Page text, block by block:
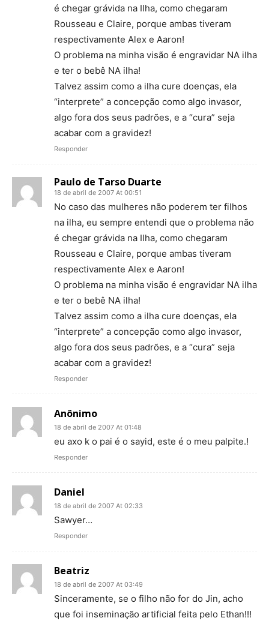
é chegar grávida na Ilha, como chegaram
Rousseau e Claire, porque ambas tiveram
respectivamente Alex e Aaron!
O problema na minha visão é engravidar NA ilha
e ter o bebê NA ilha!
Talvez assim como a ilha cure doenças, ela
“interprete” a concepção como algo invasor,
algo fora dos seus padrões, e a “cura” seja
acabar com a gravidez!
Responder
Paulo de Tarso Duarte
18 de abril de 2007 At 00:51
No caso das mulheres não poderem ter filhos
na ilha, eu sempre entendi que o problema não
é chegar grávida na Ilha, como chegaram
Rousseau e Claire, porque ambas tiveram
respectivamente Alex e Aaron!
O problema na minha visão é engravidar NA ilha
e ter o bebê NA ilha!
Talvez assim como a ilha cure doenças, ela
“interprete” a concepção como algo invasor,
algo fora dos seus padrões, e a “cura” seja
acabar com a gravidez!
Responder
Anônimo
18 de abril de 2007 At 01:48
eu axo k o pai é o sayid, este é o meu palpite.!
Responder
Daniel
18 de abril de 2007 At 02:33
Sawyer…
Responder
Beatriz
18 de abril de 2007 At 03:49
Sinceramente, se o filho não for do Jin, acho
que foi inseminação artificial feita pelo Ethan!!!